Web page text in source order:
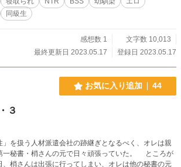
同級生
感想数 1
文字数 10,013
最終更新日 2023.05.17
登録日 2023.05.17
お気に入り追加 44
３
を扱う人材派遣会社の跡継ぎとなるべく、オレは親
一秘書・梢さんの元で日々頑張っていた。 ところが
、梢さんは出張に行ってしまい、オレは他の秘書の元